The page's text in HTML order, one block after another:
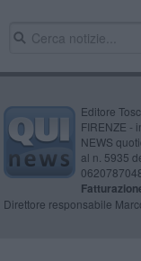
Editore
FIRENZE -
NEWS
al n. 5935
Direttore responsabile